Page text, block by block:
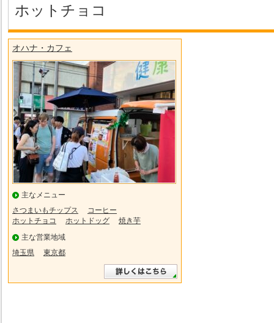
ホットチョコ
オハナ・カフェ
主なメニュー
さつまいもチップス
コーヒー
ホットチョコ
ホットドッグ
焼き芋
主な営業地域
埼玉県
東京都